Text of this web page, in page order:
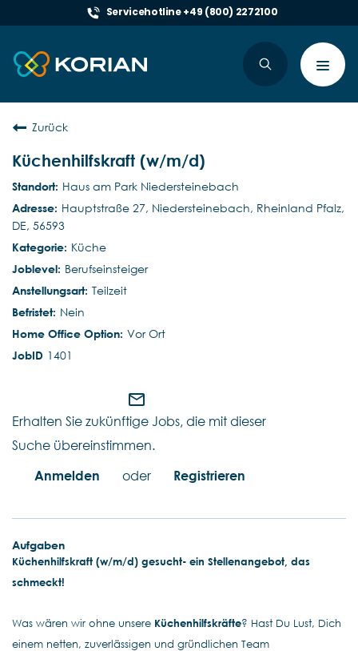
Servicehotline +49 (800) 2272100
Zurück
Küchenhilfskraft (w/m/d)
Haus am Park Niedersteinebach
Hauptstraße 27, Niedersteinebach, Rheinland Pfalz,
DE, 56593
Küche
Berufseinsteiger
Teilzeit
Nein
Vor Ort
1401
mail_outline
Erhalten Sie zukünftige Jobs, die mit dieser
Suche übereinstimmen.
Anmelden
oder Registrieren
Aufgaben
Küchenhilfskraft (w/m/d) gesucht- ein Stellenangebot, das
schmeckt!
Was wären wir ohne unsere Küchenhilfskräfte? Hast Du Lust, Dich
einem netten, zuverlässigen und gründlichen Team